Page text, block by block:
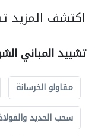
اكتشف المزيد
تشييد المباني
مقاولو الخرسانة
سحب الحديد